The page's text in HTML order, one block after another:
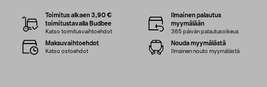
Toimitus alkaen 3,90 €
toimitustavalla Budbee
Katso toimitusvaihtoehdot
Ilmainen palautus
myymälään
365 päivän palautusoikeus
Maksuvaihtoehdot
Katso ostoehdot
Nouda myymälästä
Ilmainen nouto myymälästä